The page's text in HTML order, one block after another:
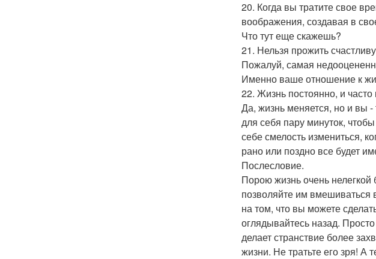
20. Когда вы тратите свое
воображения, создавая в
Что тут еще скажешь?
21. Нельзя прожить
Пожалуй, самая
Именно ваше отношение к
22. Жизнь постоянно, и
Да, жизнь меняется, но и вы
для себя пару минуток,
себе смелость измениться,
рано или поздно все будет
Послесловие.
Порою жизнь очень нелегкой
позволяйте им вмешиваться
на том, что вы можете
оглядывайтесь назад.
делает странствие более
жизни. Не тратьте его зря! А